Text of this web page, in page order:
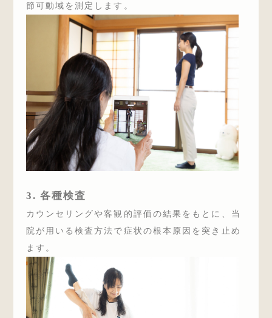
節可動域を測定します。
3. 各種検査
カウンセリングや客観的評価の結果をもとに、当
院が用いる検査方法で症状の根本原因を突き止め
ます。